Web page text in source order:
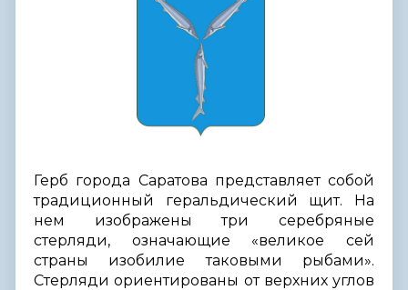
Герб города Саратова представляет собой
традиционный геральдический щит. На
нем изображены три серебряные
стерляди, означающие «великое сей
страны изобилие таковыми рыбами».
Стерляди ориентированы от верхних углов